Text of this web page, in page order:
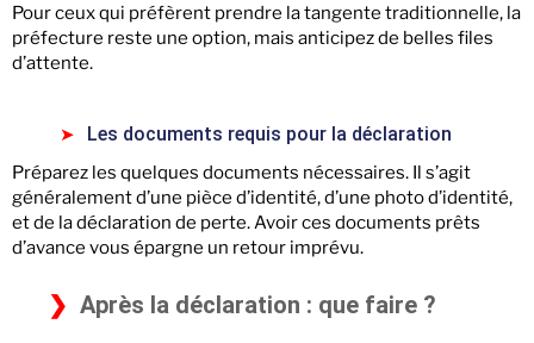
Pour ceux qui préfèrent prendre la tangente traditionnelle, la
préfecture reste une option, mais anticipez de belles files
d’attente.
Les documents requis pour la déclaration
Préparez les quelques documents nécessaires. Il s’agit
généralement d’une pièce d’identité, d’une photo d’identité,
et de la déclaration de perte. Avoir ces documents prêts
d’avance vous épargne un retour imprévu.
Après la déclaration : que faire ?